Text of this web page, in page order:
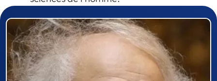
Prizewinner detail